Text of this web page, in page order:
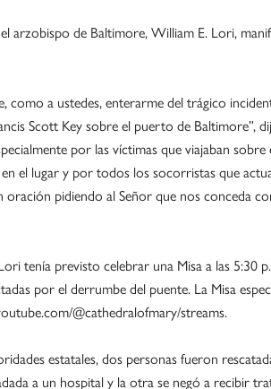
arzobispo de Baltimore, William E. Lori,
como a ustedes, enterarme del trágico
Scott Key sobre el puerto de Baltimore”,
por las víctimas que viajaban
el lugar y por todos los socorristas que
oración pidiendo al Señor que nos conceda
tenía previsto celebrar una Misa a las
por el derrumbe del puente. La Misa
@cathedralofmary/streams.
estatales, dos personas fueron
a un hospital y la otra se negó a recibir